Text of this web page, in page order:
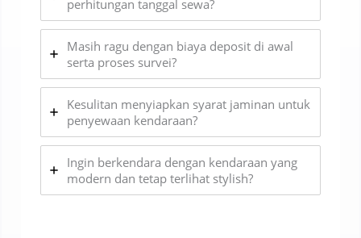
perhitungan tanggal sewa?
Masih ragu dengan biaya deposit di awal
serta proses survei?
Kesulitan menyiapkan syarat jaminan untuk
penyewaan kendaraan?
Ingin berkendara dengan kendaraan yang
modern dan tetap terlihat stylish?